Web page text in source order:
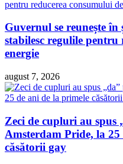
Guvernul se reunește
stabilesc regulile pentru
energie
august 7, 2026
Zeci de cupluri au spus
Amsterdam Pride, la
căsătorii gay